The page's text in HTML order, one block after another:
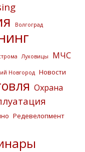
Волгоград
Луховицы МЧС
Новгород Новости
Охрана
Редевелопмент